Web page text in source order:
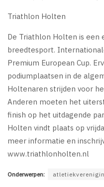
Triathlon Holten
De Triathlon Holten is een
breedtesport.
Premium European Cup.
podiumplaatsen in de
Holtenaren strijden voor
Anderen moeten het
finish op het uitdagende
Holten vindt plaats op
meer informatie en
www.triathlonholten.nl
Onderwerpen: